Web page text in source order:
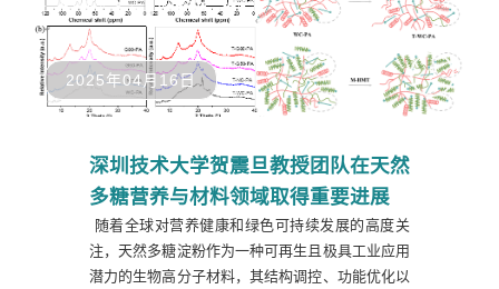
2025年04月16日
深圳技术大学贺震旦教授团队在天然
多糖营养与材料领域取得重要进展
随着全球对营养健康和绿色可持续发展的高度关
注，天然多糖淀粉作为一种可再生且极具工业应用
潜力的生物高分子材料，其结构调控、功能优化以